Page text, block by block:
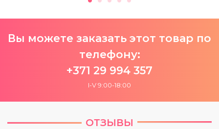
Вы можете заказать этот товар по
телефону:
+371 29 994 357
I-V 9:00-18:00
ОТЗЫВЫ